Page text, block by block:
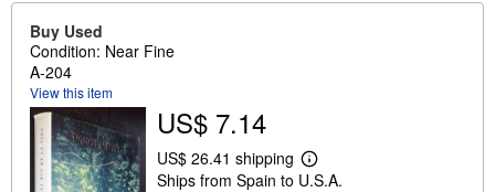
Buy Used
Condition: Near Fine
A-204
View this item
US$ 7.14
US$ 26.41 shipping
L
e
Ships from Spain to U.S.A.